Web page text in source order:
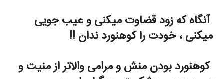
آنگاه که زود قضاوت میکنی و عیب جویی
میکنی ، خودت را کوهنورد ندان !!
کوهنورد بودن منش و مرامی والاتر از منیت و